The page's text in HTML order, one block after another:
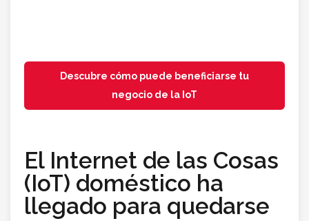
Descubre cómo puede beneficiarse tu
negocio de la IoT
El Internet de las Cosas
(IoT) doméstico ha
llegado para quedarse